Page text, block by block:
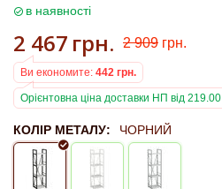
в наявності
2 467 грн. 2 909 грн.
Ви економите: 442 грн.
Орієнтовна ціна доставки НП від 219.00
КОЛІР МЕТАЛУ: ЧОРНИЙ